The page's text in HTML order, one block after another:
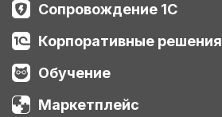
Сопровождение 1С
Корпоративные решения
Обучение
Маркетплейс